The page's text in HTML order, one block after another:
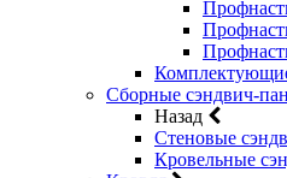
Сборные сэндвич-
Назад
Стеновые
Кровельные